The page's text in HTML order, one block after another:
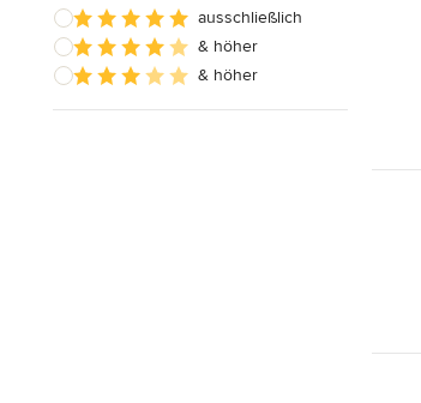
ausschließlich
& höher
& höher